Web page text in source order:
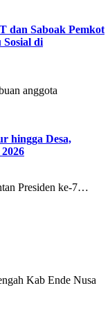
dan Saboak Pemkot
di
anggota
hingga Desa,
Presiden ke-7…
Kab Ende Nusa